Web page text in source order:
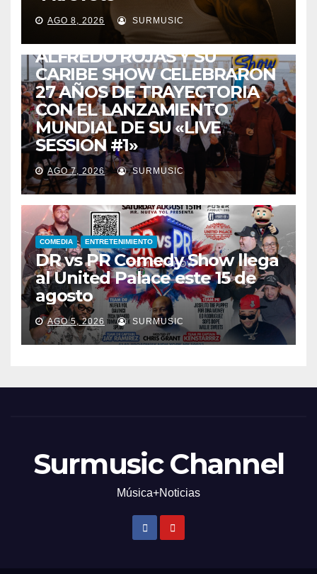
AGO 8, 2026 SURMUSIC
ENTRETENIMIENTO GUARACHA ZULIANA LIVE SESSION
ZULIA
ALFREDO ROJAS Y SU
CARIBE SHOW CELEBRARON
27 AÑOS DE TRAYECTORIA
CON EL LANZAMIENTO
MUNDIAL DE SU «LIVE
SESSION #1»
AGO 7, 2026 SURMUSIC
COMEDIA ENTRETENIMIENTO
DR vs PR Comedy Show llega
al United Palace este 15 de
agosto
AGO 5, 2026 SURMUSIC
Surmusic Channel
Música+Noticias